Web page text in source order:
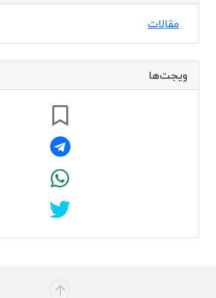
مقالات
ویجت‌ها